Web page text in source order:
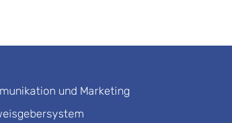
und Marketing